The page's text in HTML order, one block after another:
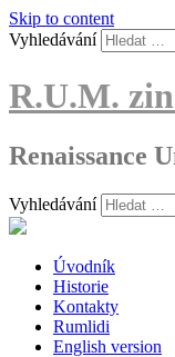
Skip to content
Vyhledávání
R.U.M.
Renaissance
Vyhledávání
Úvodník
Historie
Kontakty
Rumlidi
English version